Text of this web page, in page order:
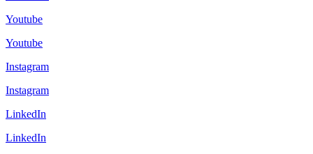
Youtube
Youtube
Instagram
Instagram
LinkedIn
LinkedIn